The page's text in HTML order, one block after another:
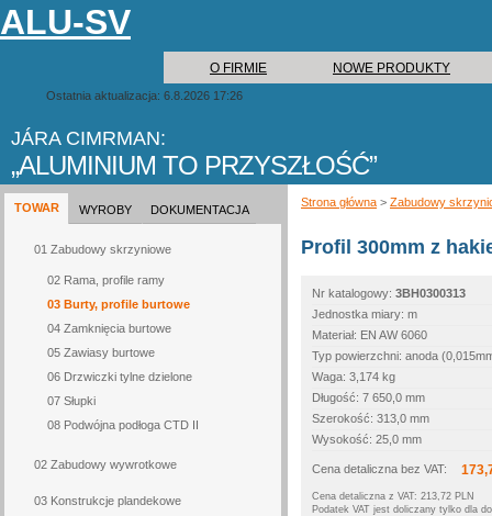
ALU-SV
O FIRMIE NOWE PRODUKTY
JÁRA CIMRMAN:
ALUMINIUM TO PRZYSZŁOŚĆ
Ostatnia aktualizacja: 6.8.2026 17:26
TOWAR
01 Zabudowy skrzyniowe
02 Rama, profile ramy
03 Burty, profile burtowe
04 Zamknięcia burtowe
05 Zawiasy burtowe
06 Drzwiczki tylne dzielone
07 Słupki
08 Podwójna podłoga CTD II
02 Zabudowy wywrotkowe
03 Konstrukcje plandekowe
WYROBY DOKUMENTACJA
Strona główna > Zabudowy
Profil 300mm z
Nr katalogowy: 3BH0300313
Jednostka miary: m
Materiał: EN AW 6060
Typ powierzchni: anoda
Waga: 3,174 kg
Długość: 7 650,0 mm
Szerokość: 313,0 mm
Wysokość: 25,0 mm
Cena detaliczna bez VAT:
Cena detaliczna z VAT: 213,72 PLN
Podatek VAT jest doliczany tylko dla